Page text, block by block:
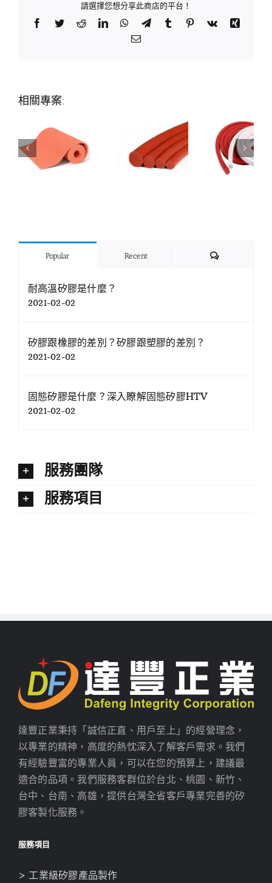
請選擇您想分享此商店的平台！
Facebook
TwitterRedditLinkedInWhatsApp
TelegramTumblr Pinterest
Vk
Xing
Email:
相關專案:
Popular Recent Comments
耐高溫矽膠是什麼？
2021-02-02
矽膠跟橡膠的差別？矽膠跟塑膠的差別？
2021-02-02
固態矽膠是什麼？深入瞭解固態矽膠HTV
2021-02-02
服務團隊
服務項目
達豐正業秉持「誠信正直、用戶至上」的經營理念，
以專業的精神，高度的熱忱深入了解客戶需求。我們
有經驗豐富的專業人員，可以在您的預算上，建議最
適合的品項。我們服務客群位於台北、桃園、新竹、
台中、台南、高雄，提供台灣全省客戶專業完善的矽
膠客製化服務。
服務項目
> 工業級矽膠產品製作